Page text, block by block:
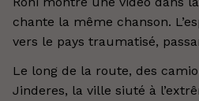
chante la même chanson.
vers le pays traumatisé,
Le long de la route, des
Jinderes, la ville siuté à